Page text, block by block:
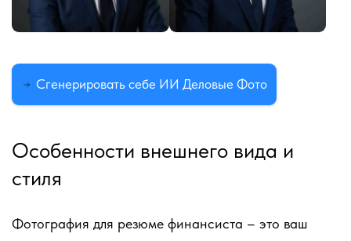
Сгенерировать себе ИИ Деловые Фото
Особенности внешнего вида и
стиля
Фотография для резюме финансиста – это ваш